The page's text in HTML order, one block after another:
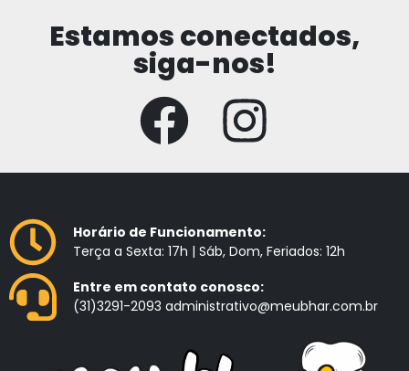
Estamos conectados,
siga-nos!
Horário de Funcionamento:
Terça a Sexta: 17h | Sáb, Dom, Feriados: 12h
Entre em contato conosco:
(31)3291-2093 administrativo@meubhar.com.br